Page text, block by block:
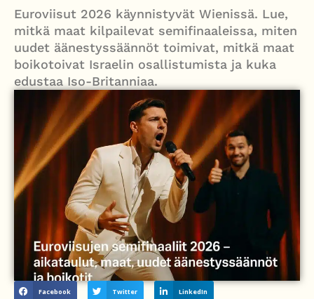
PT Vatanen antoi porttikiellon Juhana Tegelbergille – tiukka
välienselvittely PTV Gymillä tallentui videolle
Euroviisut 2026 käynnistyvät Wienissä. Lue,
mitkä maat kilpailevat semifinaaleissa, miten
uudet äänestyssäännöt toimivat, mitkä maat
boikotoivat Israelin osallistumista ja kuka
edustaa Iso-Britanniaa.
Facebook Twitter LinkedIn